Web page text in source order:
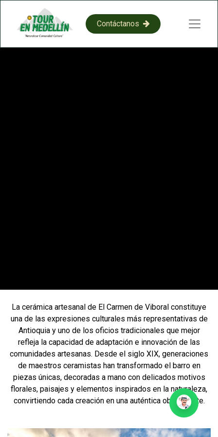
​​C​​on​​​​​​​​tácta​​​​​​​​​​​​​​​​​​​​​​no​​​​s​​
La cerámica artesanal de El Carmen de Viboral constituye
una de las expresiones culturales más representativas de
Antioquia y uno de los oficios tradicionales que mejor
refleja la capacidad de adaptación e innovación de las
comunidades artesanas. Desde el siglo XIX, generaciones
de maestros ceramistas han transformado el barro en
piezas únicas, decoradas a mano con delicados motivos
florales, paisajes y elementos inspirados en la naturaleza,
convirtiendo cada creación en una auténtica obra de arte.